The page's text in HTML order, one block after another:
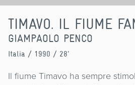
TIMAVO. IL FIUME
GIAMPAOLO PENCO
Italia / 1990 / 28'
Il fiume Timavo ha sempre